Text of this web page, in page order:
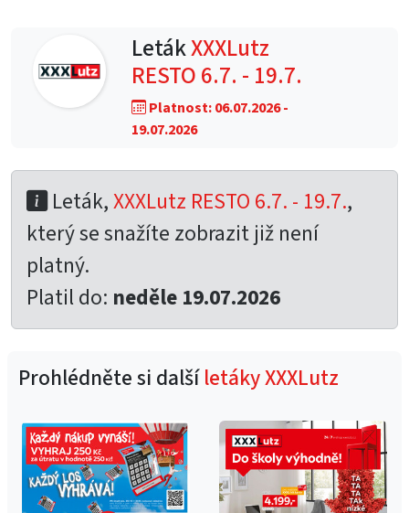
LetákXXXLutz
RESTO 6.7. - 19.7.
Platnost: 06.07.2026 -
19.07.2026
Leták,XXXLutz RESTO 6.7. - 19.7.,
který se snažíte zobrazit již není
platný.
Platil do: neděle 19.07.2026
Prohlédněte si dalšíletáky XXXLutz